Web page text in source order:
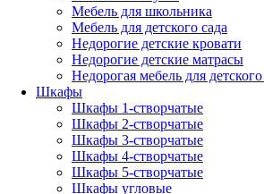
Мебель для школьника
Мебель для детского сада
Недорогие детские кровати
Недорогие детские матрасы
Недорогая мебель для детского
Шкафы
Шкафы 1-створчатые
Шкафы 2-створчатые
Шкафы 3-створчатые
Шкафы 4-створчатые
Шкафы 5-створчатые
Шкафы угловые